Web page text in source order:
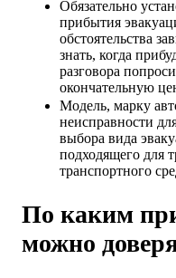
Обязательно
прибытия
обстоятельства
знать, когда
разговора
окончательную
Модель, марку
неисправности
выбора вида
подходящего для
транспортного
По каким
можно